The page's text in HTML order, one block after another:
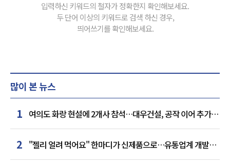
입력하신 키워드의 철자가 정확한지 확인해보세요.
두 단어 이상의 키워드로 검색 하신 경우,
띄어쓰기를 확인해보세요.
많이 본 뉴스
1 여의도 화랑 현설에 2개사 참석…대우건설, 공작 이어 추가
거점 확보하나
2 "젤리 얼려 먹어요" 한마디가 신제품으로…유통업계 개발실
된 SNS